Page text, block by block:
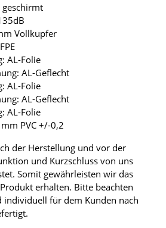
geschirmt
Vollkupfer
AL-Folie
AL-Geflecht
AL-Folie
AL-Geflecht
AL-Folie
PVC +/-0,2
der Herstellung und vor der
und Kurzschluss von uns
Somit gewährleisten wir das
erhalten. Bitte beachten
individuell für dem Kunden nach